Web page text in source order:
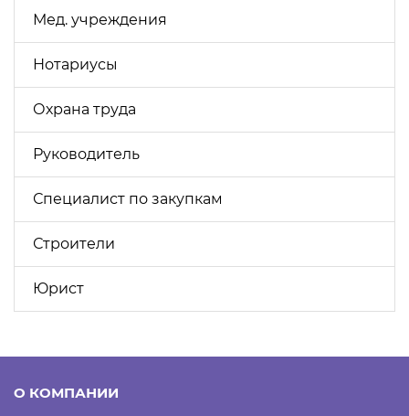
Мед. учреждения
Нотариусы
Охрана труда
Руководитель
Специалист по закупкам
Строители
Юрист
О КОМПАНИИ